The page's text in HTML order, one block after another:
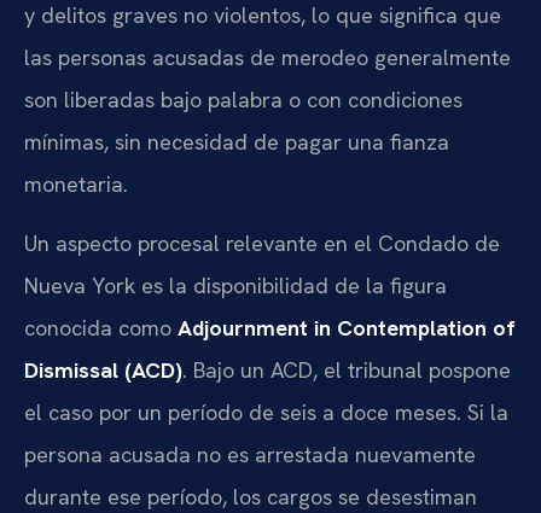
y delitos graves no violentos, lo que significa que
las personas acusadas de merodeo generalmente
son liberadas bajo palabra o con condiciones
mínimas, sin necesidad de pagar una fianza
monetaria.
Un aspecto procesal relevante en el Condado de
Nueva York es la disponibilidad de la figura
conocida como Adjournment in Contemplation of
Dismissal (ACD). Bajo un ACD, el tribunal pospone
el caso por un período de seis a doce meses. Si la
persona acusada no es arrestada nuevamente
durante ese período, los cargos se desestiman